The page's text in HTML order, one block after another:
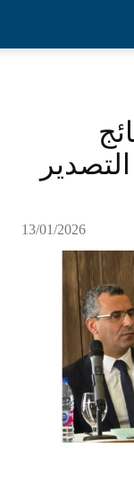
13/01/2026